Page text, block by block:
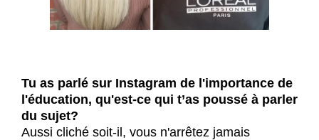
Tu as parlé sur Instagram de l'importance de
l'éducation, qu'est-ce qui t’as poussé à parler
du sujet?
Aussi cliché soit-il, vous n'arrêtez jamais